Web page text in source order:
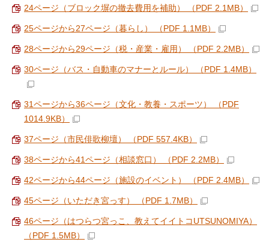
24ページ（ブロック塀の撤去費用を補助） （PDF 2.1MB）
25ページから27ページ（暮らし） （PDF 1.1MB）
28ページから29ページ（税・産業・雇用） （PDF 2.2MB）
30ページ（バス・自動車のマナーとルール） （PDF 1.4MB）
31ページから36ページ（文化・教養・スポーツ） （PDF
1014.9KB）
37ページ（市民俳歌柳壇） （PDF 557.4KB）
38ページから41ページ（相談窓口） （PDF 2.2MB）
42ページから44ページ（施設のイベント） （PDF 2.4MB）
45ページ（いただき宮っす） （PDF 1.7MB）
46ページ（はつらつ宮っこ、教えてイイトコUTSUNOMIYA）
（PDF 1.5MB）